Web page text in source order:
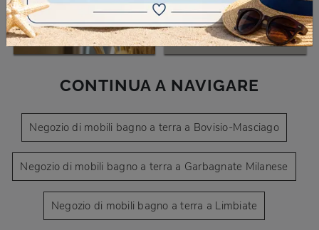
CONTINUA A NAVIGARE
Negozio di mobili bagno a terra a Bovisio-Masciago
Negozio di mobili bagno a terra a Garbagnate Milanese
Negozio di mobili bagno a terra a Limbiate